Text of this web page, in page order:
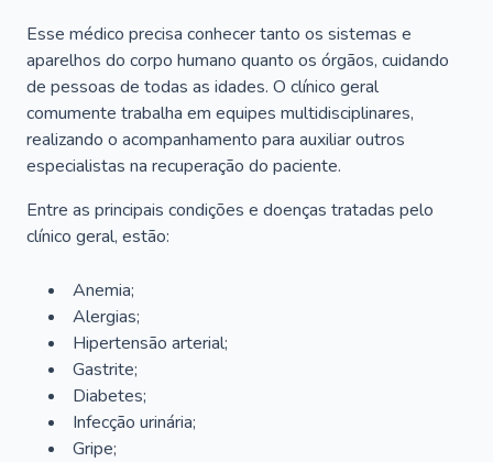
Esse médico precisa conhecer tanto os sistemas e
aparelhos do corpo humano quanto os órgãos, cuidando
de pessoas de todas as idades. O clínico geral
comumente trabalha em equipes multidisciplinares,
realizando o acompanhamento para auxiliar outros
especialistas na recuperação do paciente.
Entre as principais condições e doenças tratadas pelo
clínico geral, estão:
Anemia;
Alergias;
Hipertensão arterial;
Gastrite;
Diabetes;
Infecção urinária;
Gripe;